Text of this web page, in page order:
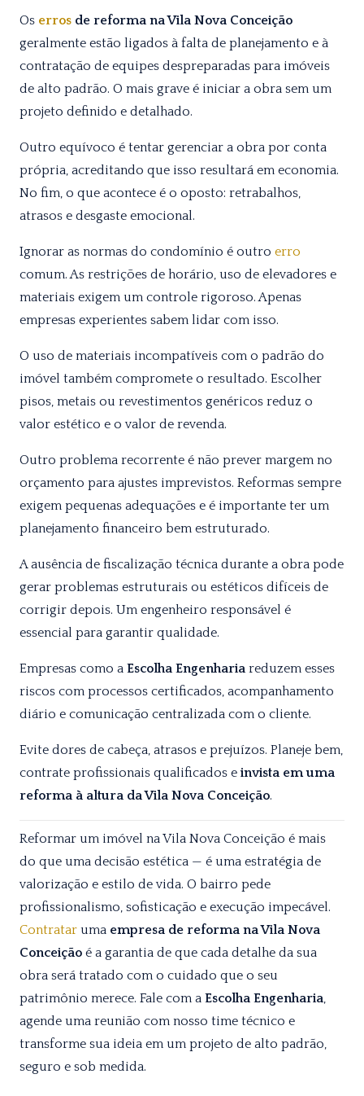
Os erros de reforma na Vila Nova Conceição
geralmente estão ligados à falta de planejamento e à
contratação de equipes despreparadas para imóveis
de alto padrão. O mais grave é iniciar a obra sem um
projeto definido e detalhado.
Outro equívoco é tentar gerenciar a obra por conta
própria, acreditando que isso resultará em economia.
No fim, o que acontece é o oposto: retrabalhos,
atrasos e desgaste emocional.
Ignorar as normas do condomínio é outro erro
comum. As restrições de horário, uso de elevadores e
materiais exigem um controle rigoroso. Apenas
empresas experientes sabem lidar com isso.
O uso de materiais incompatíveis com o padrão do
imóvel também compromete o resultado. Escolher
pisos, metais ou revestimentos genéricos reduz o
valor estético e o valor de revenda.
Outro problema recorrente é não prever margem no
orçamento para ajustes imprevistos. Reformas sempre
exigem pequenas adequações e é importante ter um
planejamento financeiro bem estruturado.
A ausência de fiscalização técnica durante a obra pode
gerar problemas estruturais ou estéticos difíceis de
corrigir depois. Um engenheiro responsável é
essencial para garantir qualidade.
Empresas como a Escolha Engenharia reduzem esses
riscos com processos certificados, acompanhamento
diário e comunicação centralizada com o cliente.
Evite dores de cabeça, atrasos e prejuízos. Planeje bem,
contrate profissionais qualificados e invista em uma
reforma à altura da Vila Nova Conceição.
Reformar um imóvel na Vila Nova Conceição é mais
do que uma decisão estética — é uma estratégia de
valorização e estilo de vida. O bairro pede
profissionalismo, sofisticação e execução impecável.
Contratar uma empresa de reforma na Vila Nova
Conceição é a garantia de que cada detalhe da sua
obra será tratado com o cuidado que o seu
patrimônio merece. Fale com a Escolha Engenharia,
agende uma reunião com nosso time técnico e
transforme sua ideia em um projeto de alto padrão,
seguro e sob medida.